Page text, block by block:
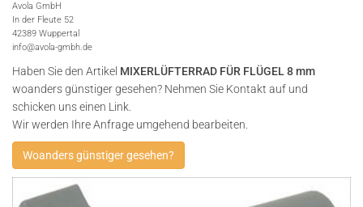
Avola GmbH
In der Fleute 52
42389 Wuppertal
info@avola-gmbh.de
Haben Sie den Artikel MIXERLÜFTERRAD FÜR FLÜGEL 8 mm
woanders günstiger gesehen? Nehmen Sie Kontakt auf und
schicken uns einen Link.
Wir werden Ihre Anfrage umgehend bearbeiten.
Woanders günstiger gesehen?